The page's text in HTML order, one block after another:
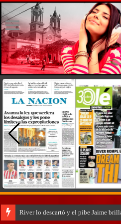
River lo descartó y el pibe Jaime